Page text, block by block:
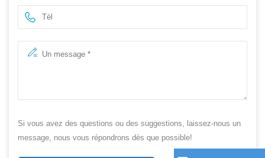
Si vous avez des questions ou des suggestions, laissez-nous un
message, nous vous répondrons dès que possible!